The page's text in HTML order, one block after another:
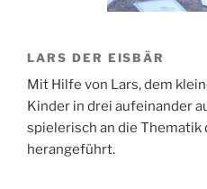
LARS DER EISBÄR
Mit Hilfe von Lars, dem
Kinder in drei aufeinander
spielerisch an die Thematik
herangeführt.